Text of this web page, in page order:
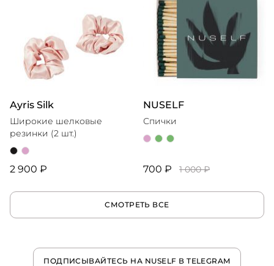
Ayris Silk
Широкие шелковые
резинки (2 шт.)
2 900 ₽
NUSELF
Спички
700 ₽ 1 000 ₽
СМОТРЕТЬ ВСЕ
ПОДПИСЫВАЙТЕСЬ НА NUSELF В TELEGRAM